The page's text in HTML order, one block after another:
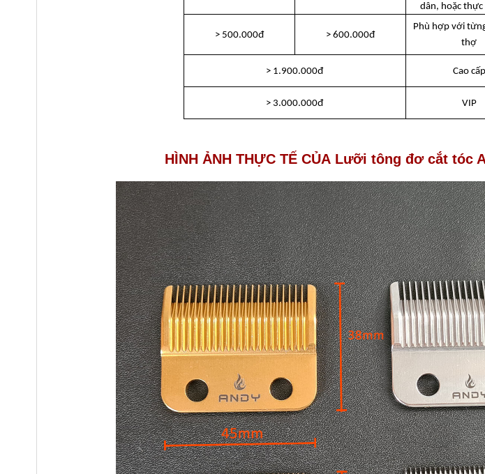
dân, hoặc thực
> 500.000đ > 600.000đ
Phù hợp với
thợ
> 1.900.000đ Cao cấp
> 3.000.000đ VIP
HÌNH ẢNH THỰC TẾ CỦA Lưỡi tông đơ cắt tóc